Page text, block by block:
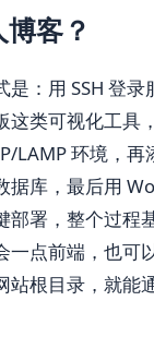
客？
是：用 SSH 登
这类可视化工具
LAMP 环境，再
据库，最后用
部署，整个过程
一点前端，也可
站根目录，就能